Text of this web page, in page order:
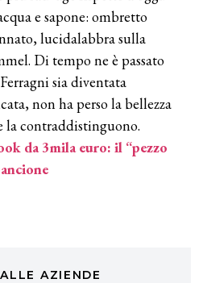
e sapone: ombretto
lucidalabbra sulla
Di tempo ne è passato
sia diventata
non ha perso la bellezza
la contraddistinguono.
da 3mila euro: il “pezzo
AZIENDE
Experience”!
innovativa ed
di prodotti
beauty
2022: I